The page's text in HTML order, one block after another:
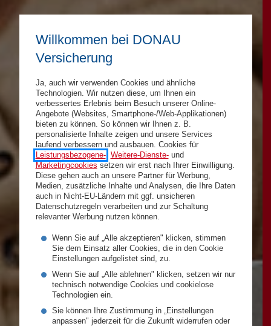
Willkommen bei DONAU
Versicherung
Ja, auch wir verwenden Cookies und ähnliche
Technologien. Wir nutzen diese, um Ihnen ein
verbessertes Erlebnis beim Besuch unserer Online-
Angebote (Websites, Smartphone-/Web-Applikationen)
bieten zu können. So können wir Ihnen z. B.
personalisierte Inhalte zeigen und unsere Services
laufend verbessern und ausbauen. Cookies für
Leistungsbezogene-, Weitere-Dienste-und
Marketingcookies setzen wir erst nach Ihrer Einwilligung.
Diese gehen auch an unsere Partner für Werbung,
Medien, zusätzliche Inhalte und Analysen, die Ihre Daten
auch in Nicht-EU-Ländern mit ggf. unsicheren
Datenschutzregeln verarbeiten und zur Schaltung
relevanter Werbung nutzen können.
Wenn Sie auf „Alle akzeptieren" klicken, stimmen
Sie dem Einsatz aller Cookies, die in den Cookie
Einstellungen aufgelistet sind, zu.
Wenn Sie auf „Alle ablehnen" klicken, setzen wir nur
technisch notwendige Cookies und cookielose
Technologien ein.
Sie können Ihre Zustimmung in „Einstellungen
anpassen" jederzeit für die Zukunft widerrufen oder